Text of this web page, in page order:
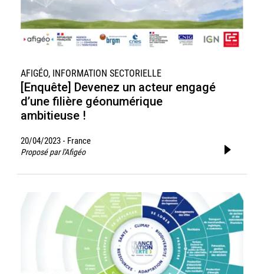
AFIGÉO, INFORMATION SECTORIELLE
[Enquête] Devenez un acteur engagé
d’une filière géonumérique
ambitieuse !
20/04/2023 - France
Proposé par l'Afigéo